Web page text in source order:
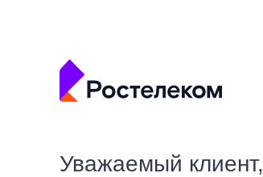
Уважаемый